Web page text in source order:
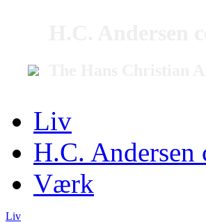
Liv
H.C. Andersen
Værk
Liv